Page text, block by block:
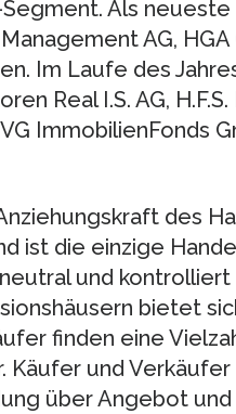
Als
AG,
Im Laufe des
Real I.S. AG,
ImmobilienFonds
des
ist die einzige
und
bietet
finden eine
Käufer und
über Angebot und